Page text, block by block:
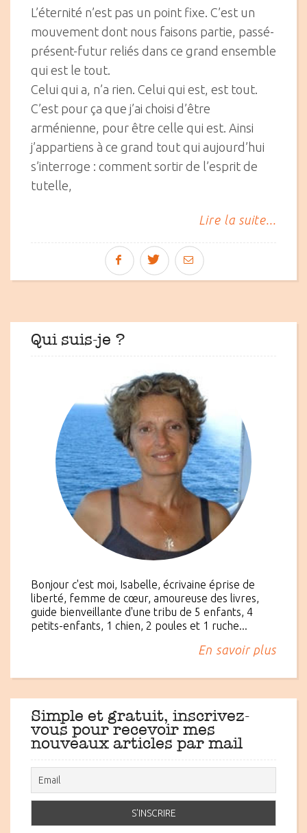
L’éternité n’est pas un point fixe. C’est un
mouvement dont nous faisons partie, passé-
présent-futur reliés dans ce grand ensemble
qui est le tout.
Celui qui a, n’a rien. Celui qui est, est tout.
C’est pour ça que j’ai choisi d’être
arménienne, pour être celle qui est. Ainsi
j’appartiens à ce grand tout qui aujourd’hui
s’interroge : comment sortir de l’esprit de
tutelle,
Lire la suite...
Qui suis-je ?
Bonjour c'est moi, Isabelle, écrivaine éprise de
liberté, femme de cœur, amoureuse des livres,
guide bienveillante d'une tribu de 5 enfants, 4
petits-enfants, 1 chien, 2 poules et 1 ruche...
En savoir plus
Simple et gratuit, inscrivez-
vous pour recevoir mes
nouveaux articles par mail